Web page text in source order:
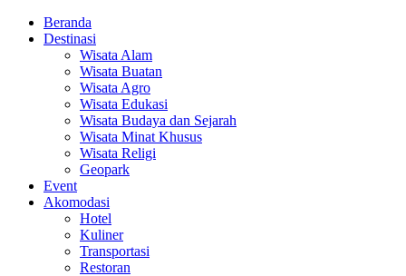
Beranda
Destinasi
Wisata Alam
Wisata Buatan
Wisata Agro
Wisata Edukasi
Wisata Budaya dan Sejarah
Wisata Minat Khusus
Wisata Religi
Geopark
Event
Akomodasi
Hotel
Kuliner
Transportasi
Restoran